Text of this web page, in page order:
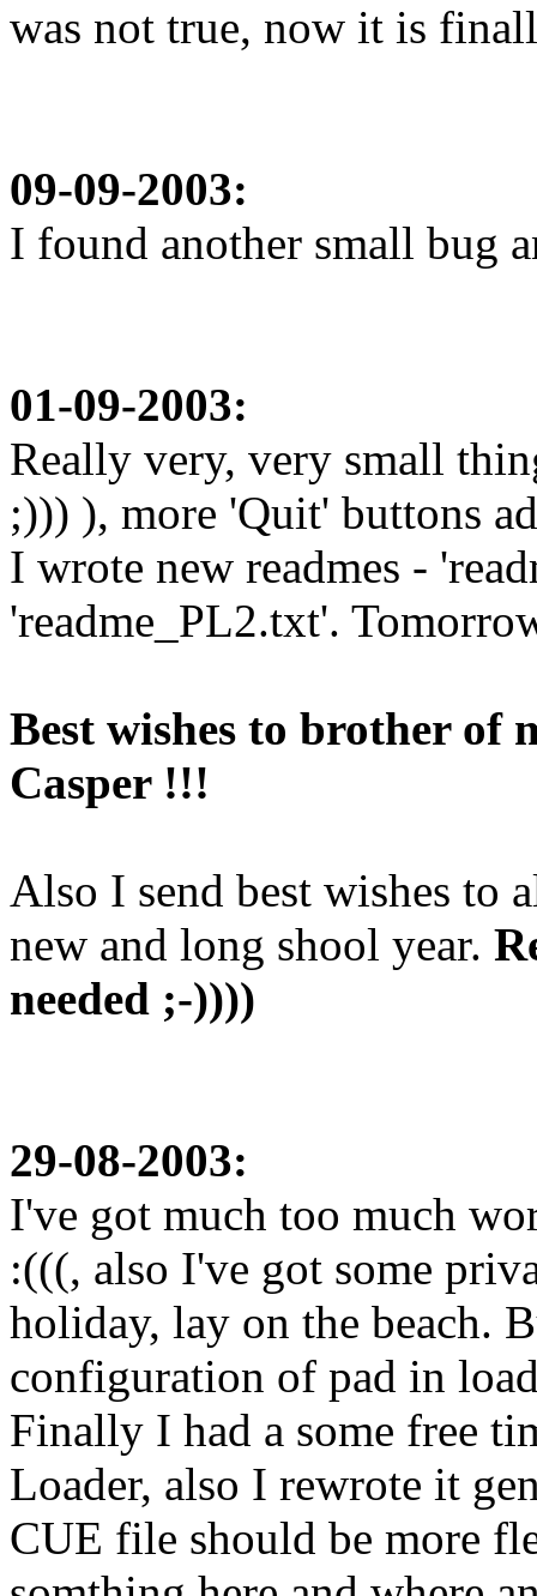
was not true, now it is
09-09-2003:
I found another small bug
01-09-2003:
Really very, very small
;))) ), more 'Quit' buttons
I wrote new readmes -
'readme_PL2.txt'.
Best wishes to brother
Casper !!!
Also I send best wishes to
new and long shool year.
needed ;-))))
29-08-2003:
I've got much too much
:(((, also I've got some
holiday, lay on the beach.
configuration of pad in
Finally I had a some free
Loader, also I rewrote it
CUE file should be more